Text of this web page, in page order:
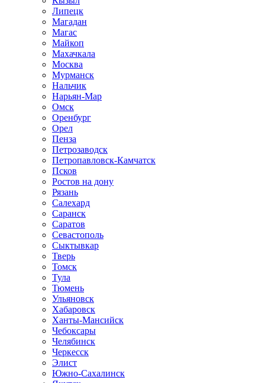
Липецк
Магадан
Магас
Майкоп
Махачкала
Москва
Мурманск
Нальчик
Нарьян-Мар
Омск
Оренбург
Орел
Пенза
Петрозаводск
Петропавловск-Камчатск
Псков
Ростов на дону
Рязань
Салехард
Саранск
Саратов
Севастополь
Сыктывкар
Тверь
Томск
Тула
Тюмень
Ульяновск
Хабаровск
Ханты-Мансийск
Чебоксары
Челябинск
Черкесск
Элист
Южно-Сахалинск